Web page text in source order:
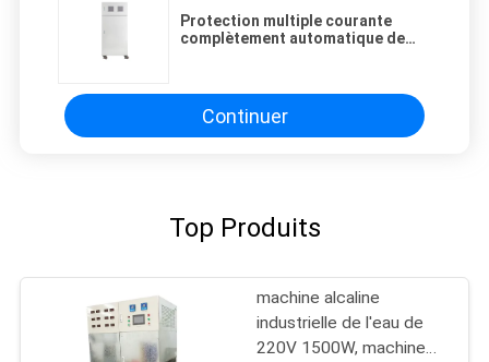
Protection multiple courante
complètement automatique de
Continuer
Top Produits
machine alcaline
industrielle de l'eau de
220V 1500W, machine